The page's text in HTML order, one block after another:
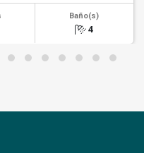
Baño(s)
4